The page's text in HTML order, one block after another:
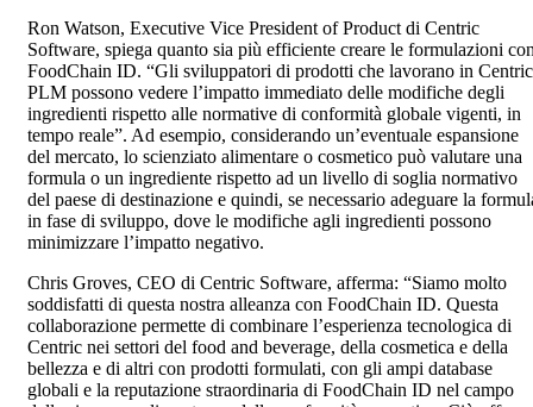
Ron Watson, Executive Vice President of Product di Centric
Software, spiega quanto sia più efficiente creare le formulazioni
FoodChain ID. “Gli sviluppatori di prodotti che lavorano in Centric
PLM possono vedere l’impatto immediato delle modifiche degli
ingredienti rispetto alle normative di conformità globale vigenti, in
tempo reale”. Ad esempio, considerando un’eventuale espansione
del mercato, lo scienziato alimentare o cosmetico può valutare una
formula o un ingrediente rispetto ad un livello di soglia normativo
del paese di destinazione e quindi, se necessario adeguare la
in fase di sviluppo, dove le modifiche agli ingredienti possono
minimizzare l’impatto negativo.
Chris Groves, CEO di Centric Software, afferma: “Siamo molto
soddisfatti di questa nostra alleanza con FoodChain ID. Questa
collaborazione permette di combinare l’esperienza tecnologica di
Centric nei settori del food and beverage, della cosmetica e della
bellezza e di altri con prodotti formulati, con gli ampi database
globali e la reputazione straordinaria di FoodChain ID nel campo